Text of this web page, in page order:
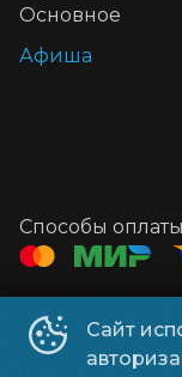
Сайт
Основное
Афиша
Способы оплаты
Контакты
ТЦ Клён
+7 914